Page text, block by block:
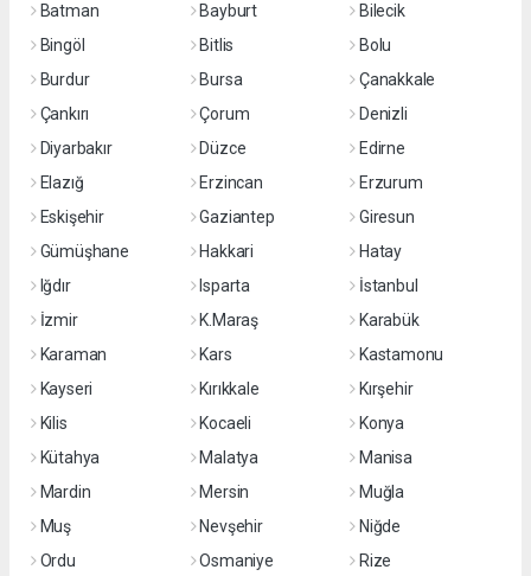
Batman
Bayburt
Bilecik
Bingöl
Bitlis
Bolu
Burdur
Bursa
Çanakkale
Çankırı
Çorum
Denizli
Diyarbakır
Düzce
Edirne
Elazığ
Erzincan
Erzurum
Eskişehir
Gaziantep
Giresun
Gümüşhane
Hakkari
Hatay
Iğdır
Isparta
İstanbul
İzmir
K.Maraş
Karabük
Karaman
Kars
Kastamonu
Kayseri
Kırıkkale
Kırşehir
Kilis
Kocaeli
Konya
Kütahya
Malatya
Manisa
Mardin
Mersin
Muğla
Muş
Nevşehir
Niğde
Ordu
Osmaniye Rize